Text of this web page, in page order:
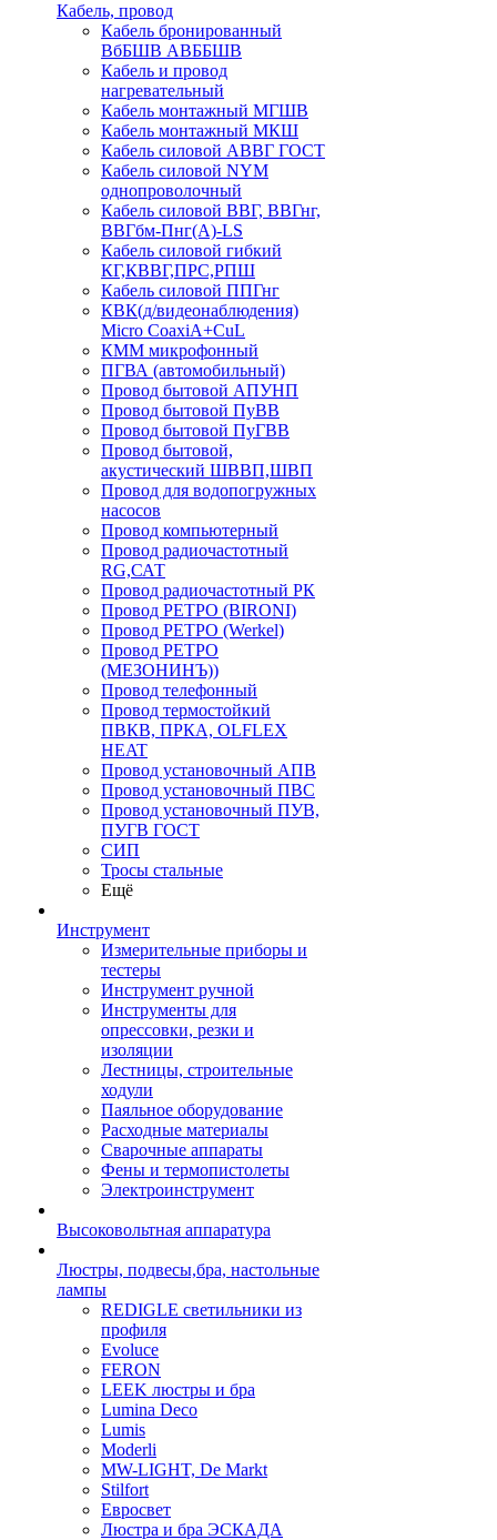
Кабель, провод
Кабель бронированный
ВбБШВ АВББШВ
Кабель и провод
нагревательный
Кабель монтажный МГШВ
Кабель монтажный МКШ
Кабель силовой АВВГ ГОСТ
Кабель силовой NYM
однопроволочный
Кабель силовой ВВГ, ВВГнг,
ВВГбм-Пнг(А)-LS
Кабель силовой гибкий
КГ,КВВГ,ПРС,РПШ
Кабель силовой ППГнг
КВК(д/видеонаблюдения)
Micro CoaxiA+CuL
КММ микрофонный
ПГВА (автомобильный)
Провод бытовой АПУНП
Провод бытовой ПуВВ
Провод бытовой ПуГВВ
Провод бытовой,
акустический ШВВП,ШВП
Провод для водопогружных
насосов
Провод компьютерный
Провод радиочастотный
RG,САТ
Провод радиочастотный РК
Провод РЕТРО (BIRONI)
Провод РЕТРО (Werkel)
Провод РЕТРО
(МЕЗОНИНЪ))
Провод телефонный
Провод термостойкий
ПВКВ, ПРКА, OLFLEX
HEAT
Провод установочный АПВ
Провод установочный ПВС
Провод установочный ПУВ,
ПУГВ ГОСТ
СИП
Тросы стальные
Ещё
Инструмент
Измерительные приборы и
тестеры
Инструмент ручной
Инструменты для
опрессовки, резки и
изоляции
Лестницы, строительные
ходули
Паяльное оборудование
Расходные материалы
Сварочные аппараты
Фены и термопистолеты
Электроинструмент
Высоковольтная аппаратура
Люстры, подвесы,бра, настольные
лампы
REDIGLE светильники из
профиля
Evoluce
FERON
LEEK люстры и бра
Lumina Deco
Lumis
Moderli
MW-LIGHT, De Markt
Stilfort
Евросвет
Люстра и бра ЭСКАДА